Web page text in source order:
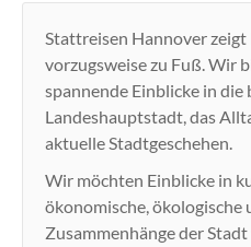
Stattreisen Hannover zeigt
vorzugsweise zu Fuß. Wir
spannende Einblicke in die
Landeshauptstadt, das
aktuelle Stadtgeschehen.
Wir möchten Einblicke in
ökonomische, ökologische
Zusammenhänge der